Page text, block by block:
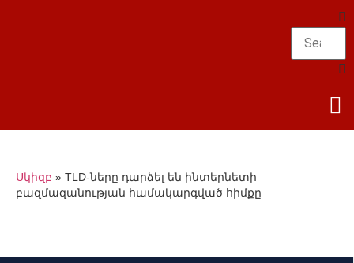
Սկիզբ » TLD-ները դարձել են ինտերնետի
բազմազանության համակարգված հիմքը